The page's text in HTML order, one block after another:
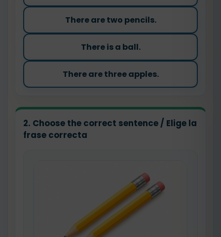
There are two pencils.
There is a ball.
There are three apples.
2. Choose the correct sentence / Elige la
frase correcta